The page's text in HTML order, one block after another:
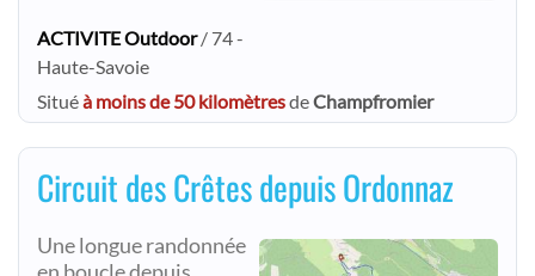
ACTIVITE Outdoor/ 74 -
Haute-Savoie
Situéà moins de 50 kilomètresdeChampfromier
Circuit des Crêtes depuis Ordonnaz
Une longue randonnée